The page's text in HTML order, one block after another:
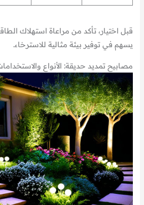
قبل اختيار، تأكد من مراعاة استهلاك
يسهم في توفير بيئة مثالية للاسترخاء.
مصابيح تمديد حديقة: الأنواع